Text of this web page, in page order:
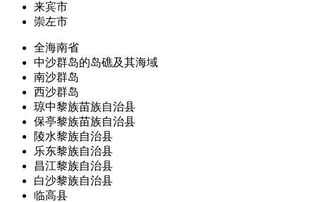
来宾市
崇左市
全海南省
中沙群岛的岛礁及其海域
南沙群岛
西沙群岛
琼中黎族苗族自治县
保亭黎族苗族自治县
陵水黎族自治县
乐东黎族自治县
昌江黎族自治县
白沙黎族自治县
临高县